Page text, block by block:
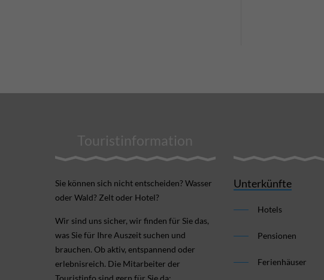
Touristinformation
Sie können sich nicht ent­scheiden? Wasser
oder Wald? Zelt oder Hotel?
Wir sind uns sicher, wir finden für Sie das,
was Sie für Ihre Aus­zeit suchen und
brauchen. Ob aktiv, ent­spannend oder
erlebnis­reich. Die Mitarbeiter der
Touristinfo sind gern für Sie da:
Unterkünfte
Hotels
Pensionen
Ferienhäuser